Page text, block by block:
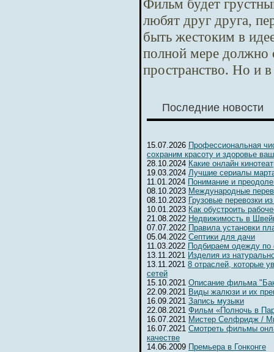
Фильм будет
любят друг друга,
быть жестоким в
полной мере должно
пространство. Но и
Последние новости
15.07.2026 Профессиональная
сохраним красоту и здоровье
28.10.2024 Какие онлайн
19.03.2024 Лучшие сериалы
11.01.2024 Понимание и
08.10.2023 Международные
08.10.2023 Грузовые перевозки
10.01.2023 Как обустроить
21.08.2022 Недвижимость в
07.07.2022 Правила установки
05.04.2022 Септики для дачи
11.03.2022 Подбираем одежду по
13.11.2021 Изделия из
13.11.2021 8 отраслей, которые
сетей
15.10.2021 Описание фильма
22.09.2021 Виды жалюзи и их
16.09.2021 Запись музыки
22.08.2021 Фильм «Полночь в
16.07.2021 Мистер Селфридж /
16.07.2021 Смотреть фильмы
качестве
14.06.2009 Премьера в Гонконге